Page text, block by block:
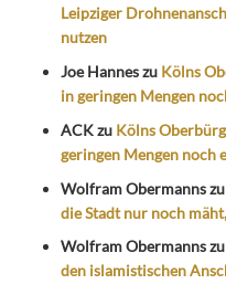
Leipziger
nutzen
Joe Hanneszu Kölns
in geringen Mengen
ACKzu Kölns
geringen Mengen noch
Wolfram Obermannszu
die Stadt nur noch
Wolfram Obermannszu
den islamistischen